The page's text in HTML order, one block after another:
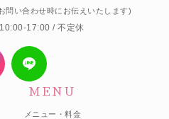
問い合わせ時にお伝えいたします)
10:00-17:00 / 不定休
MENU
メニュー・料金